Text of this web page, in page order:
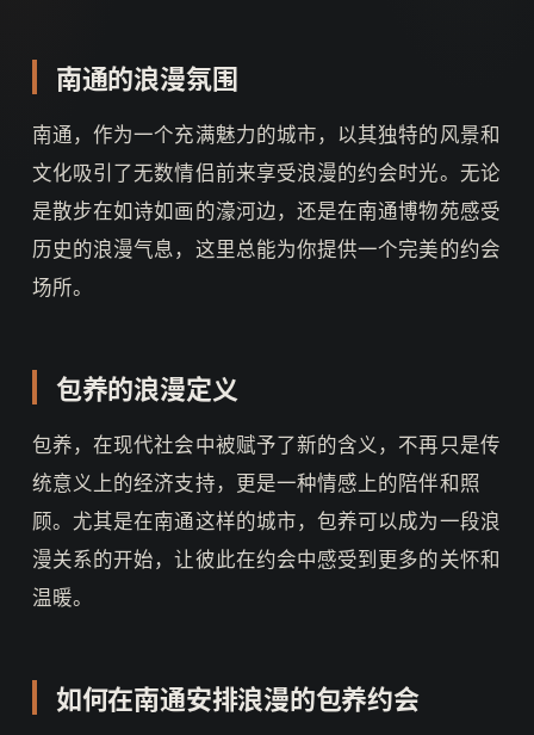
南通的浪漫氛围
南通，作为一个充满魅力的城市，以其独特的风景和
文化吸引了无数情侣前来享受浪漫的约会时光。无论
是散步在如诗如画的濠河边，还是在南通博物苑感受
历史的浪漫气息，这里总能为你提供一个完美的约会
场所。
包养的浪漫定义
包养，在现代社会中被赋予了新的含义，不再只是传
统意义上的经济支持，更是一种情感上的陪伴和照
顾。尤其是在南通这样的城市，包养可以成为一段浪
漫关系的开始，让彼此在约会中感受到更多的关怀和
温暖。
如何在南通安排浪漫的包养约会